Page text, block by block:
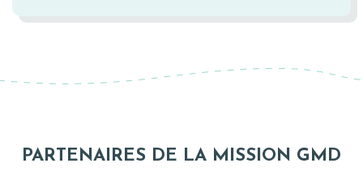
PARTENAIRES DE LA MISSION GMD